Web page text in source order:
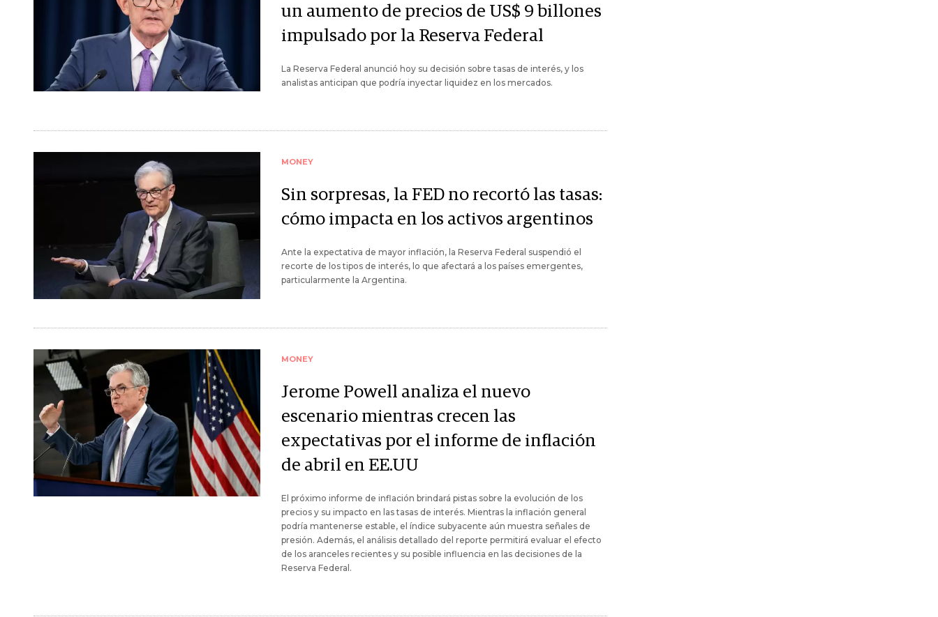
un aumento de precios de US$ 9 billones
impulsado por la Reserva Federal
La Reserva Federal anunció hoy su decisión sobre tasas de interés, y los
analistas anticipan que podría inyectar liquidez en los mercados.
MONEY
Sin sorpresas, la FED no recortó las tasas:
cómo impacta en los activos argentinos
Ante la expectativa de mayor inflación, la Reserva Federal suspendió el
recorte de los tipos de interés, lo que afectará a los países emergentes,
particularmente la Argentina.
MONEY
Jerome Powell analiza el nuevo
escenario mientras crecen las
expectativas por el informe de inflación
de abril en EE.UU
El próximo informe de inflación brindará pistas sobre la evolución de los
precios y su impacto en las tasas de interés. Mientras la inflación general
podría mantenerse estable, el índice subyacente aún muestra señales de
presión. Además, el análisis detallado del reporte permitirá evaluar el efecto
de los aranceles recientes y su posible influencia en las decisiones de la
Reserva Federal.